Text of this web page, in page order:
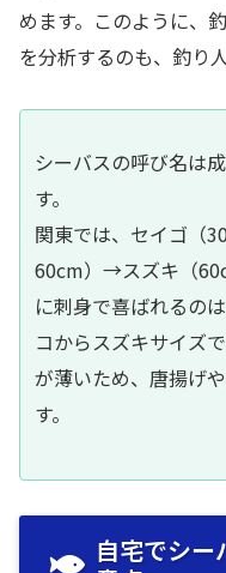
めます。このように、
を分析するのも、釣り
シーバスの呼び名は
す。
関東では、セイゴ（
60cm）→スズキ（
に刺身で喜ばれるの
コからスズキサイズ
が薄いため、唐揚げ
す。
自宅でシー